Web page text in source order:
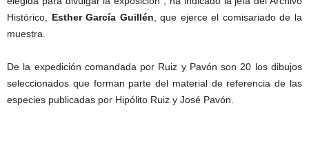
Histórico, Esther García Guillén , que ejerce el comisariado de la
muestra.
De la expedición comandada por Ruiz y Pavón son 20 los dibujos
seleccionados que forman parte del material de referencia de las
especies publicadas por Hipólito Ruiz y José Pavón.